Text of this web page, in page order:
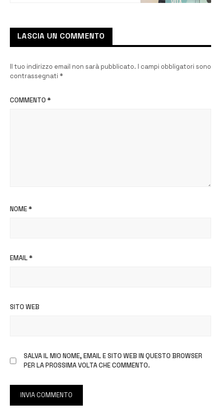
LASCIA UN COMMENTO
Il tuo indirizzo email non sarà pubblicato. I campi obbligatori sono
contrassegnati *
COMMENTO *
NOME*
EMAIL*
SITO WEB
SALVA IL MIO NOME, EMAIL E SITO WEB IN QUESTO BROWSER
PER LA PROSSIMA VOLTA CHE COMMENTO.